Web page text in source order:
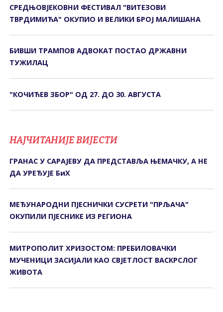
СРЕДЊОВЈЕКОВНИ ФЕСТИВАЛ "ВИТЕЗОВИ
ТВРДИМИЋА" ОКУПИО И ВЕЛИКИ БРОЈ МАЛИШАНА
БИВШИ ТРАМПОВ АДВОКАТ ПОСТАО ДРЖАВНИ
ТУЖИЛАЦ
"КОЧИЋЕВ ЗБОР" ОД 27. ДО 30. АВГУСТА
НАЈЧИТАНИЈЕ ВИЈЕСТИ
ГРАНАС У САРАЈЕВУ ДА ПРЕДСТАВЉА ЊЕМАЧКУ, А НЕ
ДА УРЕЂУЈЕ БиХ
МЕЂУНАРОДНИ ПЈЕСНИЧКИ СУСРЕТИ "ПРЉАЧА"
ОКУПИЛИ ПЈЕСНИКЕ ИЗ РЕГИОНА
МИТРОПОЛИТ ХРИЗОСТОМ: ПРЕБИЛОВАЧКИ
МУЧЕНИЦИ ЗАСИЈАЛИ КАО СВЈЕТЛОСТ ВАСКРСЛОГ
ЖИВОТА